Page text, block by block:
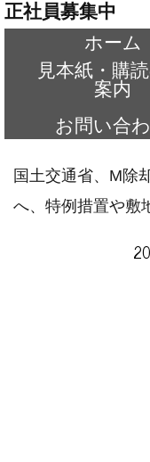
正社員募集中
ホーム
見本紙・購
案内
お問い合
国土交通省、M除
へ、特例措置や敷